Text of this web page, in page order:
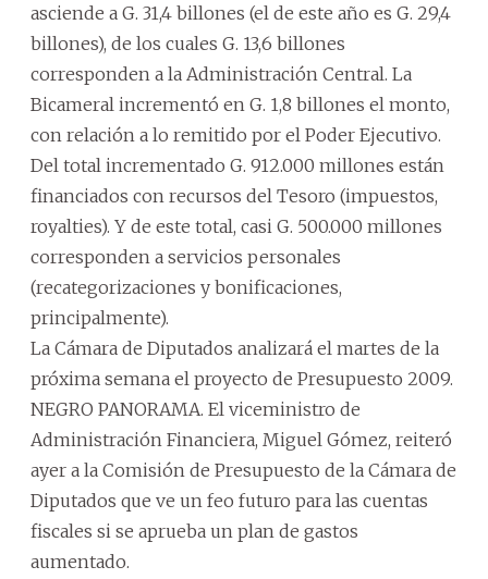
asciende a G. 31,4 billones (el de este año es G. 29,4
billones), de los cuales G. 13,6 billones
corresponden a la Administración Central. La
Bicameral incrementó en G. 1,8 billones el monto,
con relación a lo remitido por el Poder Ejecutivo.
Del total incrementado G. 912.000 millones están
financiados con recursos del Tesoro (impuestos,
royalties). Y de este total, casi G. 500.000 millones
corresponden a servicios personales
(recategorizaciones y bonificaciones,
principalmente).
La Cámara de Diputados analizará el martes de la
próxima semana el proyecto de Presupuesto 2009.
NEGRO PANORAMA. El viceministro de
Administración Financiera, Miguel Gómez, reiteró
ayer a la Comisión de Presupuesto de la Cámara de
Diputados que ve un feo futuro para las cuentas
fiscales si se aprueba un plan de gastos
aumentado.